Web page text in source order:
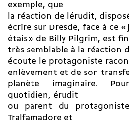
exemple, que
la réaction de lérudit,
écrire sur Dresde, face à ce «
étais » de Billy Pilgrim, est
très semblable à la réaction
écoute le protagoniste
enlèvement et de son
planète imaginaire.
quotidien, érudit
ou parent du
Tralfamadore et